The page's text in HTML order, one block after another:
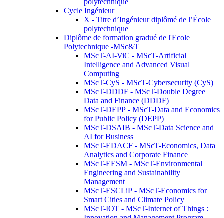
polytechnique
Cycle Ingénieur
X - Titre d’Ingénieur diplômé de l’École
polytechnique
Diplôme de formation gradué de l'Ecole
Polytechnique -MSc&T
MScT-AI-ViC - MScT-Artificial
Intelligence and Advanced Visual
Computing
MScT-CyS - MScT-Cybersecurity (CyS)
MScT-DDDF - MScT-Double Degree
Data and Finance (DDDF)
MScT-DEPP - MScT-Data and Economics
for Public Policy (DEPP)
MScT-DSAIB - MScT-Data Science and
AI for Business
MScT-EDACF - MScT-Economics, Data
Analytics and Corporate Finance
MScT-EESM - MScT-Environmental
Engineering and Sustainability
Management
MScT-ESCLiP - MScT-Economics for
Smart Cities and Climate Policy
MScT-IOT - MScT-Internet of Things :